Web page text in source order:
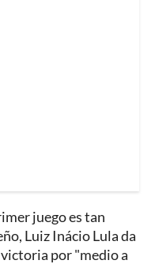
juego es tan
Luiz Inácio Lula da
por "medio a